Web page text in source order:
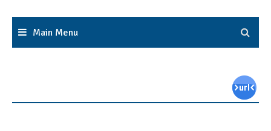
Main Menu